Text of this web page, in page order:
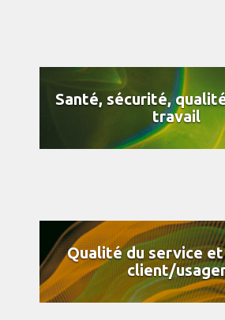
Santé, sécurité,
travail
Qualité du service
client/